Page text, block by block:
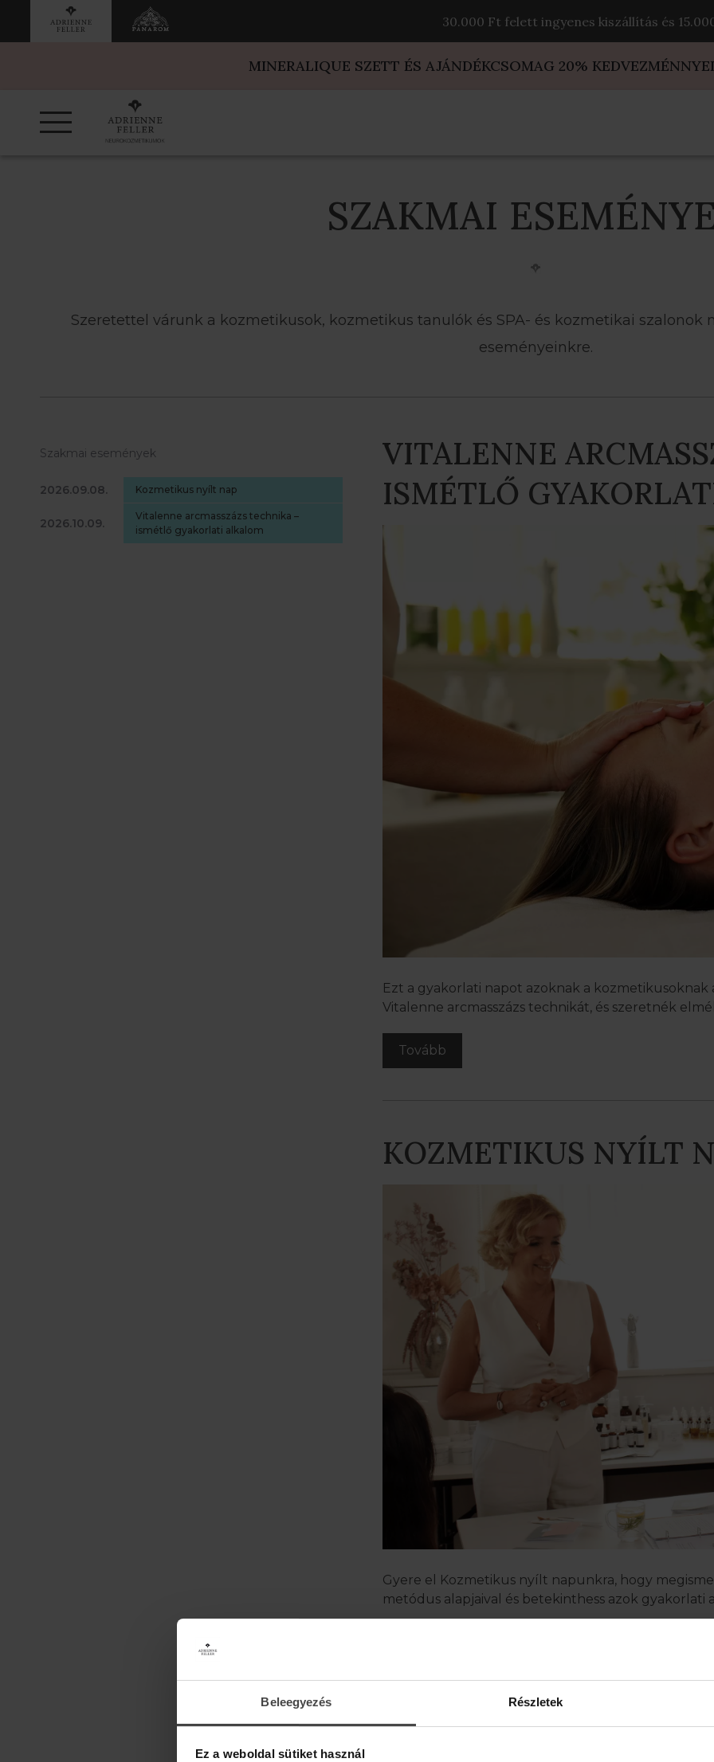
Beleegyezés Részletek
Ez a weboldal sütiket használ
30.000 Ft felett ingyenes kiszállítás és
MINERALIQUE SZETT ÉS AJÁNDÉKCSOMAG 20%
SZAKMAI
Szeretettel várunk a kozmetikusok, kozmetikus tanulók és SPA- és kozmetikai
eseményeinkre.
Szakmai események
2026.09.08. Kozmetikus nyílt nap
2026.10.09.
Vitalenne arcmasszázs technika –
ismétlő gyakorlati alkalom
VITALENNE
ISMÉTLŐ
Ezt a gyakorlati napot azoknak a
Vitalenne arcmasszázs technikát, és szeretnék
Tovább
KOZMETIKUS NYÍLT
Gyere el Kozmetikus nyílt napunkra, hogy
metódus alapjaival és betekinthess azok gyakorlati